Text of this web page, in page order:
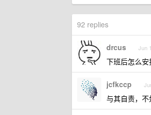
92 replies
drcus Jun
下班后怎么安
jcfkccp
与其自责，